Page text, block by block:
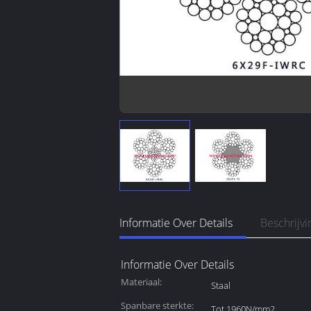
Informatie Over Details
Informatie Over Details
Materiaal: Staal
Spanbare sterkte: